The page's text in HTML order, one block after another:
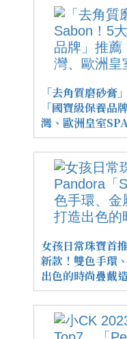
「去角質磨砂
「國寶級保養
灣、歐洲皇室
女孩日常珠寶
新款！雙色手環
出色的時尚疊戴